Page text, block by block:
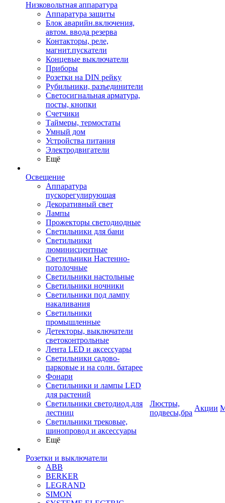
Низковольтная аппаратура
Аппаратура защиты
Блок аварийн.включения,
автом. ввода резерва
Контакторы, реле,
магнит.пускатели
Концевые выключатели
Приборы
Розетки на DIN рейку
Рубильники, разъединители
Светосигнальная арматура,
посты, кнопки
Счетчики
Таймеры, термостаты
Умный дом
Устройства питания
Электродвигатели
Ещё
Освещение
Аппаратура
пускорегулирующая
Декоративный свет
Лампы
Прожекторы светодиодные
Светильники для бани
Светильники
люминисцентные
Светильники Настенно-
потолочные
Светильники настольные
Светильники ночники
Светильники под лампу
накаливания
Светильники
промышленные
Детекторы, выключатели
светоконтрольные
Лента LED и аксессуары
Светильники садово-
парковые и на солн. батарее
Фонари
Светильники и лампы LED
для растений
Светильники светодиод.для
лестниц
Светильники трековые,
шинопровод и аксессуары
Ещё
Розетки и выключатели
ABB
BERKER
LEGRAND
SIMON
Люстры,
подвесы,бра
Акции